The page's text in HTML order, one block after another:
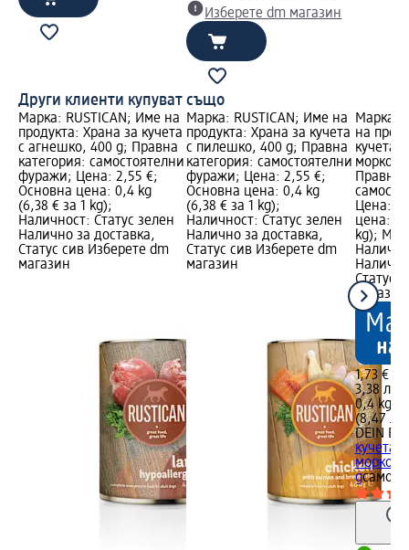
Изберете dm магазин
Други клиенти купуват също
Марка: RUSTICAN; Име на
продукта: Храна за кучета
с агнешко, 400 g; Правна
категория: самостоятелни
фуражи; Цена: 2,55 €;
Основна цена: 0,4 kg
(6,38 € за 1 kg);
Наличност: Статус зелен
Налично за доставка,
Статус сив Изберете dm
магазин
Марка: RUSTICAN; Име на
продукта: Храна за кучета
с пилешко, 400 g; Правна
категория: самостоятелни
фуражи; Цена: 2,55 €;
Основна цена: 0,4 kg
(6,38 € за 1 kg);
Наличност: Статус зелен
Налично за доставка,
Статус сив Изберете dm
магазин
Марка:
на
кучета
Правна
Цена:
цена:
kg);
Статус
магазин
1,73 €
3,38 лв.
0,4 kg
(8,47
DEIN
кучета
g